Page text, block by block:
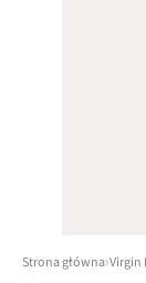
Strona główna Virgin